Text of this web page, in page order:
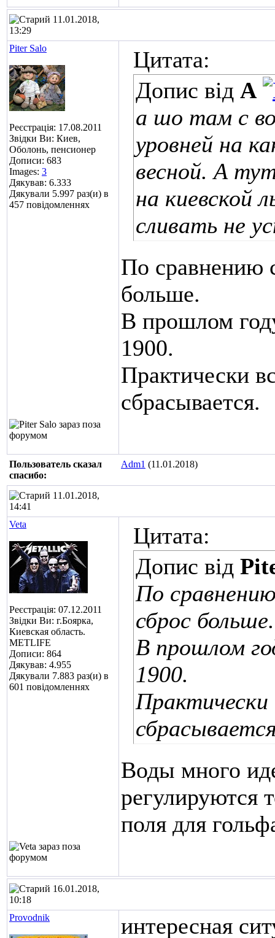
11.01.2018,
13:29
Piter Salo
Реєстрація: 17.08.2011
Звідки Ви: Киев,
Оболонь, пенсионер
Дописи: 683
Images: 3
Дякував: 6.333
Дякували 5.997 раз(и) в
457 повідомленнях
Цитата:
Допис від A
а шо там с
уровней на
весной. А
на киевской
сливать не
По сравнению
больше.
В прошлом
1900.
Практически
сбрасывается.
Пользователь сказал
cпасибо:
Adm1 (11.01.2018)
11.01.2018,
14:41
Veta
Реєстрація: 07.12.2011
Звідки Ви: г.Боярка,
Киевская область.
METLIFE
Дописи: 864
Дякував: 4.955
Дякували 7.883 раз(и) в
601 повідомленнях
Цитата:
Допис від
По
сброс больше.
В прошлом
1900.
Воды много
регулируются
поля для
16.01.2018,
10:18
Provodnik
интересная